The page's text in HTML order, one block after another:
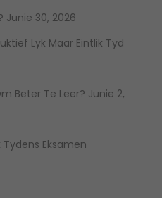
Junie 30, 2026
Lyk Maar Eintlik Tyd
Beter Te Leer? Junie 2,
Eksamen